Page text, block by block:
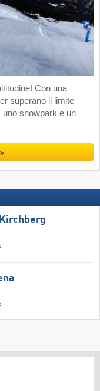
Con una
superano il limite
uno snowpark e un